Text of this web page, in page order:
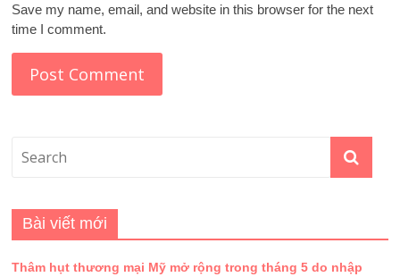
Save my name, email, and website in this browser for the next
time I comment.
Bài viết mới
Thâm hụt thương mại Mỹ mở rộng trong tháng 5 do nhập